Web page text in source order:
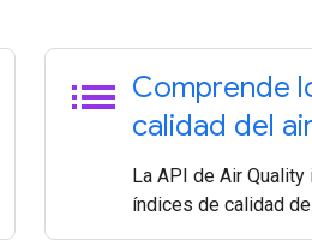
list Comprende
calidad del
La API de Air
índices de calidad